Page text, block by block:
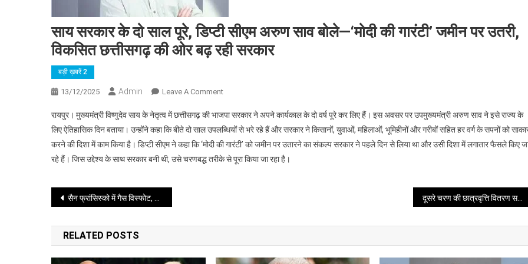
साय सरकार के दो साल पूरे, डिप्टी सीएम अरुण साव बोले—‘मोदी की गारंटी’ जमीन पर उतरी,
विकसित छत्तीसगढ़ की ओर बढ़ रही सरकार
बड़ी ख़बरें 2
13/12/2025 Admin Leave A CommentOn
सरकार
के
दो
साल
साव
रायपुर। मुख्यमंत्री विष्णुदेव साय के नेतृत्व में छत्तीसगढ़ की भाजपा सरकार ने अपने कार्यकाल के दो वर्ष पूरे कर लिए हैं। इस अवसर पर उपमुख्यमंत्री अरुण साव ने इसे राज्य के
लिए ऐतिहासिक दिन बताया। उन्होंने कहा कि बीते दो साल उपलब्धियों से भरे रहे हैं और सरकार ने किसानों, युवाओं, महिलाओं, भूमिहीनों और गरीबों सहित हर वर्ग के सपनों को
करने की दिशा में काम किया है। डिप्टी सीएम ने कहा कि ‘मोदी की गारंटी’ को जमीन पर उतारने का संकल्प सरकार ने पहले दिन से लिया था और उसी दिशा में लगातार फैसले किए
रहे हैं। जिस उद्देश्य के साथ सरकार बनी थी, उसे चरणबद्ध तरीके से पूरा किया जा रहा है।
Post
navigation
सैन फ्रांसिस्को में गैस विस्फोट, 6 लोग घायल दूसरे चरण की छात्रवृत्ति वितरण समारोह आज
RELATED POSTS